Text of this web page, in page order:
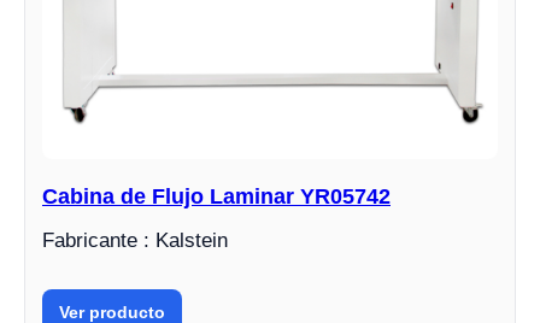
Cabina de Flujo Laminar YR05742
Fabricante : Kalstein
Ver producto